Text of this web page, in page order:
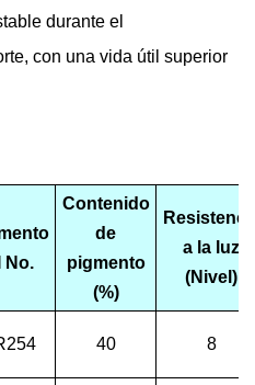
durante el
con una vida útil superior
No.
Contenido
de
pigmento
(%)
a la luz
(Nivel)
40 8